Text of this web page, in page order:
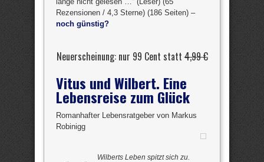
Rezensionen / 4,3 Sterne) (186 Seiten) –
noch günstig?
Neuerscheinung: nur 99 Cent statt4,99 €
Vitus und Wilbert. Eine
Lebensreise zum Glück
Romanhafter Lebensratgeber von Markus
Robinigg
Wilberts Leben spitzt sich zu.